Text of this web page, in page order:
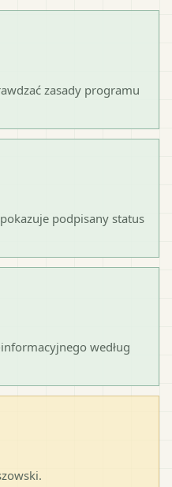
zasady programu
podpisany status
według
.